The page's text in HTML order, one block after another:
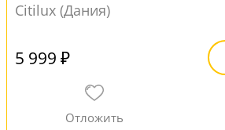
Citilux (Дания)
5 999 ₽